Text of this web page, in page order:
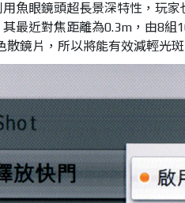
魚眼鏡頭超長景深特性，玩
最近對焦距離為0.3m，由8組
散鏡片，所以將能有效減輕光